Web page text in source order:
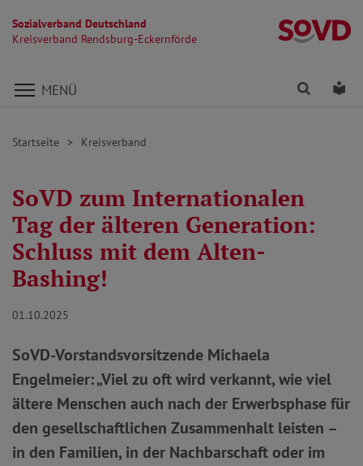
Sozialverband Deutschland
Kreisverband Rendsburg-Eckernförde
Direkt zu den Inhalten springen
MENÜ Finden
Startseite Kreisverband
SoVD zum Internationalen
Tag der älteren Generation:
Schluss mit dem Alten-
Bashing!
01.10.2025
SoVD-Vorstandsvorsitzende Michaela
Engelmeier: „Viel zu oft wird verkannt, wie viel
ältere Menschen auch nach der Erwerbsphase für
den gesellschaftlichen Zusammenhalt leisten –
in den Familien, in der Nachbarschaft oder im